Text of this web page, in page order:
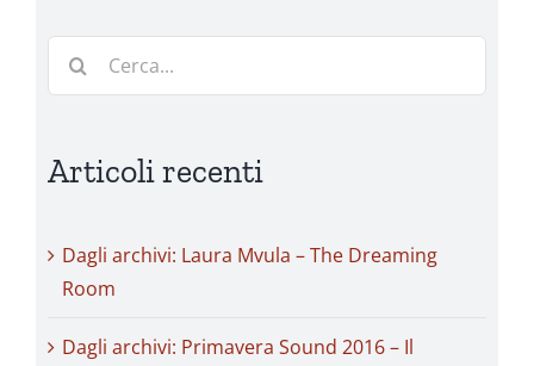
Cerca
Articoli recenti
Dagli archivi: Laura Mvula – The Dreaming
Room
Dagli archivi: Primavera Sound 2016 – Il